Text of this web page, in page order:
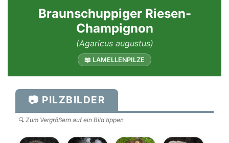
Braunschuppiger Riesen-
Champignon
(Agaricus augustus)
📖 LAMELLENPILZE
📷 PILZBILDER
🔍 Zum Vergrößern auf ein Bild tippen